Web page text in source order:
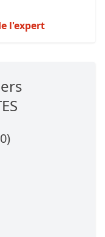
l'expert